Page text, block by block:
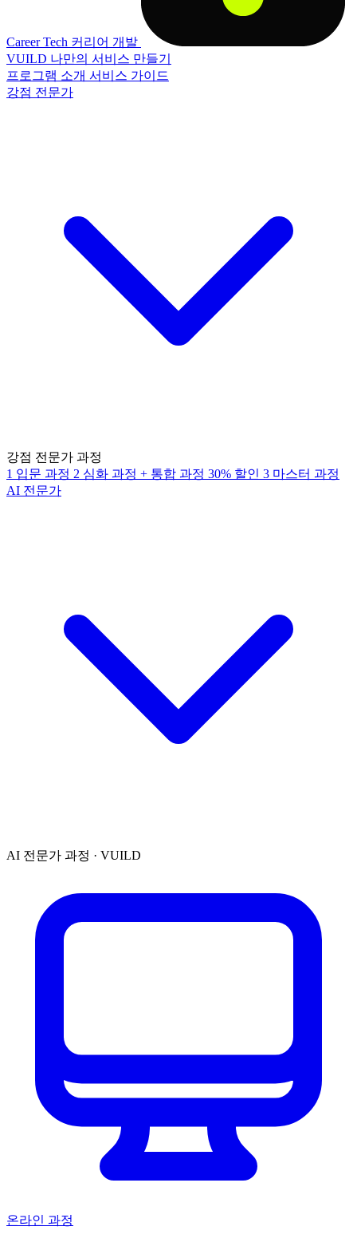
Career Tech 커리어 개발
VUILD 나만의 서비스 만들기
프로그램 소개 서비스 가이드
강점 전문가
강점 전문가 과정
1 입문 과정 2 심화 과정 + 통합 과정 30% 할인 3 마스터 과정
AI 전문가
AI 전문가 과정 · VUILD
온라인 과정